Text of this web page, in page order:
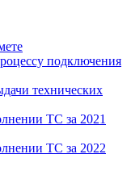
подключения
технических
ТС за 2021
ТС за 2022